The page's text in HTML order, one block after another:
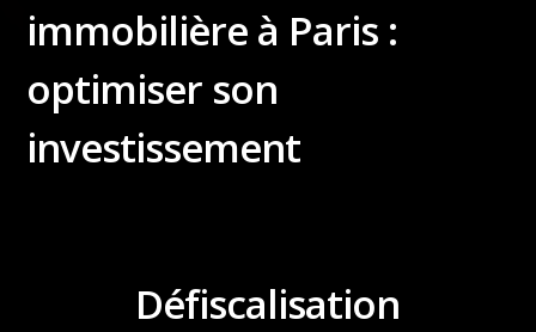
immobilière à Paris :
optimiser son
investissement
Défiscalisation